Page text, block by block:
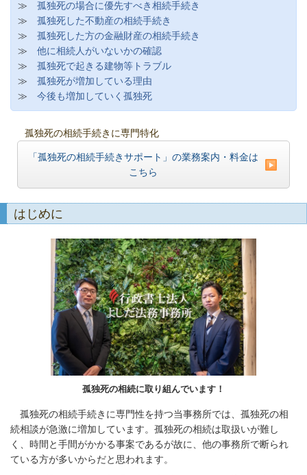
≫ 孤独死の場合に優先すべき相続手続き
≫ 孤独死した不動産の相続手続き
≫ 孤独死した方の金融財産の相続手続き
≫ 他に相続人がいないかの確認
≫ 孤独死で起きる建物等トラブル
≫ 孤独死が増加している理由
≫ 今後も増加していく孤独死
孤独死の相続手続きに専門特化
「孤独死の相続手続きサポート」の業務案内・料金は
こちら
はじめに
孤独死の相続に取り組んでいます！
孤独死の相続手続きに専門性を持つ当事務所では、孤独死の相
続相談が急激に増加しています。孤独死の相続は取扱いが難し
く、時間と手間がかかる事案であるが故に、他の事務所で断られ
ている方が多いからだと思われます。